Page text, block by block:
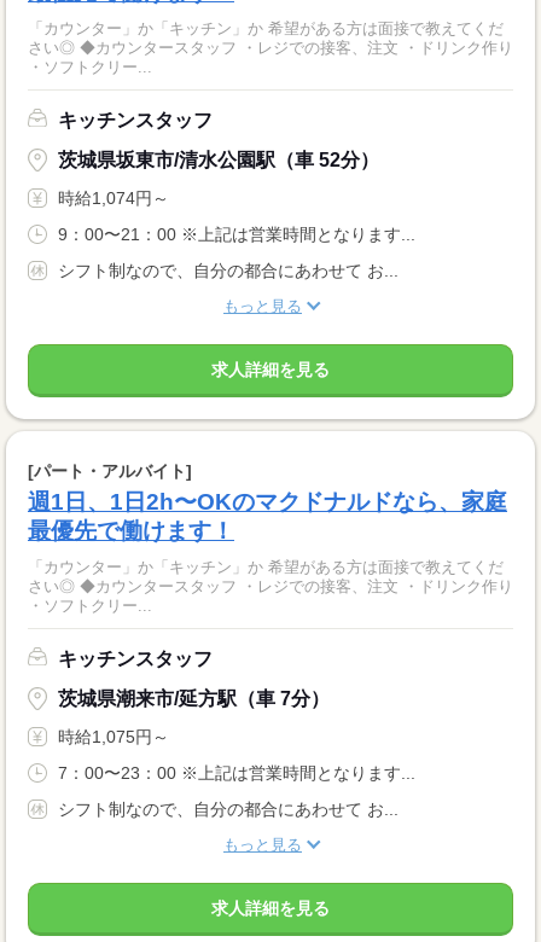
「カウンター」か「キッチン」か 希望がある方は面接で教えてくだ
さい◎ ◆カウンタースタッフ ・レジでの接客、注文 ・ドリンク作り
・ソフトクリー...
キッチンスタッフ
茨城県坂東市/清水公園駅（車 52分）
時給1,074円～
9：00〜21：00 ※上記は営業時間となります...
シフト制なので、自分の都合にあわせて お...
もっと見る
求人詳細を見る
[パート・アルバイト]
週1日、1日2h〜OKのマクドナルドなら、家庭
最優先で働けます！
「カウンター」か「キッチン」か 希望がある方は面接で教えてくだ
さい◎ ◆カウンタースタッフ ・レジでの接客、注文 ・ドリンク作り
・ソフトクリー...
キッチンスタッフ
茨城県潮来市/延方駅（車 7分）
時給1,075円～
7：00〜23：00 ※上記は営業時間となります...
シフト制なので、自分の都合にあわせて お...
もっと見る
求人詳細を見る